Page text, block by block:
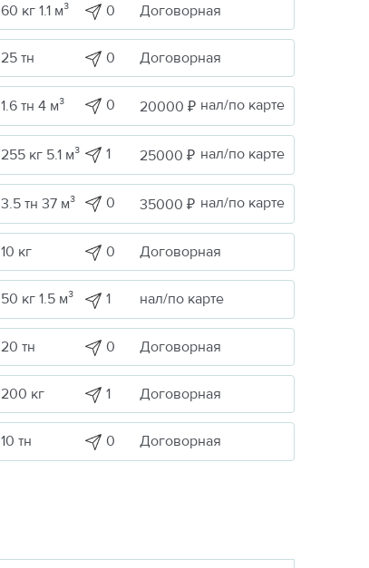
60 кг 1.1 м³ 0 Договорная
25 тн 0 Договорная
1.6 тн 4 м³ 0 20000 ₽ нал/по карте
255 кг 5.1 м³ 1 25000 ₽ нал/по карте
3.5 тн 37 м³ 0 35000 ₽ нал/по карте
10 кг 0 Договорная
50 кг 1.5 м³ 1 нал/по карте
20 тн 0 Договорная
200 кг 1 Договорная
10 тн 0 Договорная